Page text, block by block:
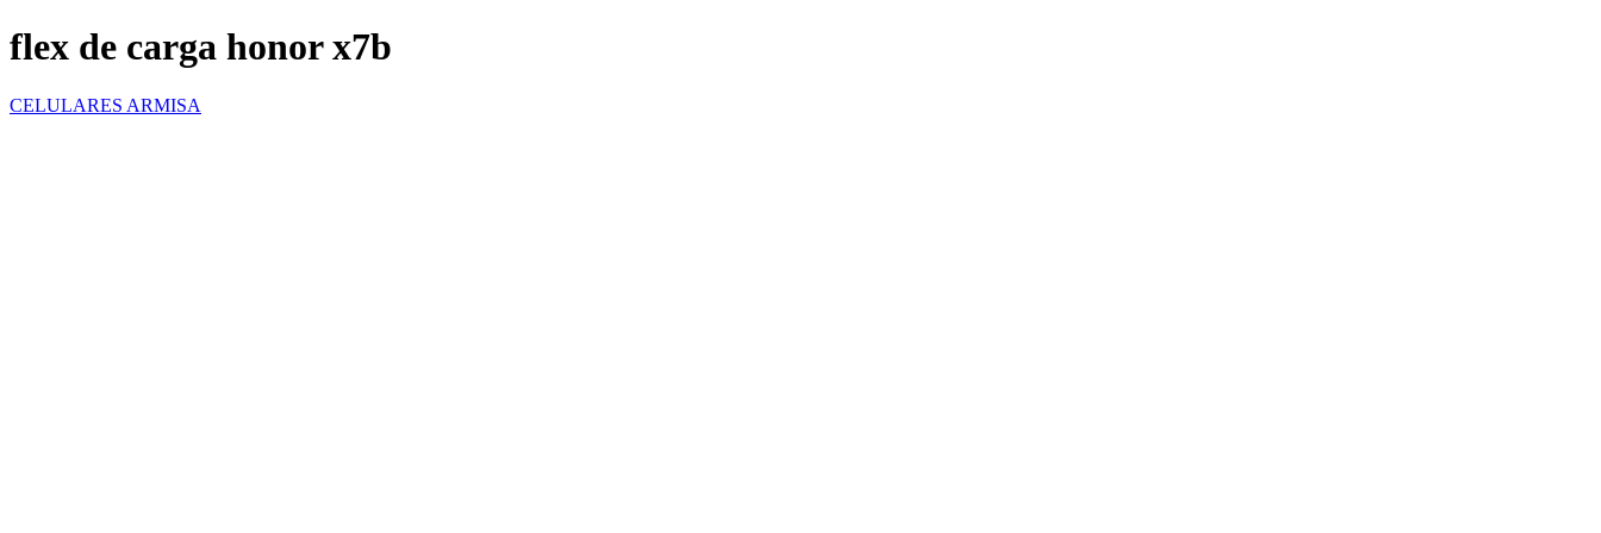
flex de carga honor x7b
CELULARES ARMISA